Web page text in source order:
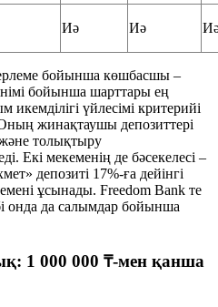
Иә Иә
бойынша көшбасшы –
бойынша шарттары ең
үйлесімі критерийі
жинақтаушы депозиттері
толықтыру
Екі мекеменің де бәсекелесі –
депозиті 17%-ға дейінгі
ұсынады. Freedom Bank те
онда да салымдар бойынша
1 000 000 ₸-мен қанша